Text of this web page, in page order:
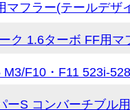
マフラー(テールデザ
ク 1.6ターボ FF用マ
M3/F10・F11 523i-
ーS コンバーチブル